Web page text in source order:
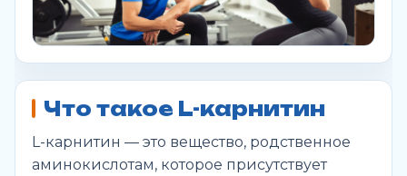
Что такое L-карнитин
L-карнитин — это вещество, родственное
аминокислотам, которое присутствует